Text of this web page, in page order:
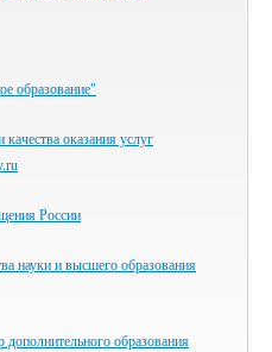
образование"
оказания услуг
России
науки и высшего образования
образования